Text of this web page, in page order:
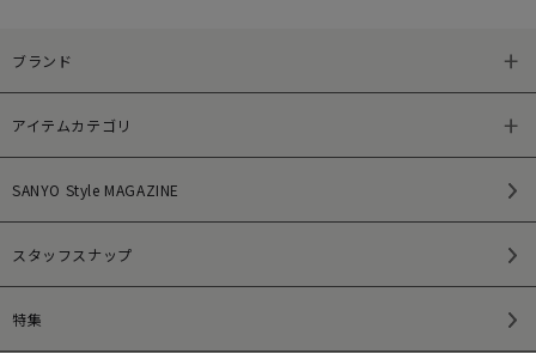
ブランド
アイテムカテゴリ
SANYO Style MAGAZINE
スタッフスナップ
特集